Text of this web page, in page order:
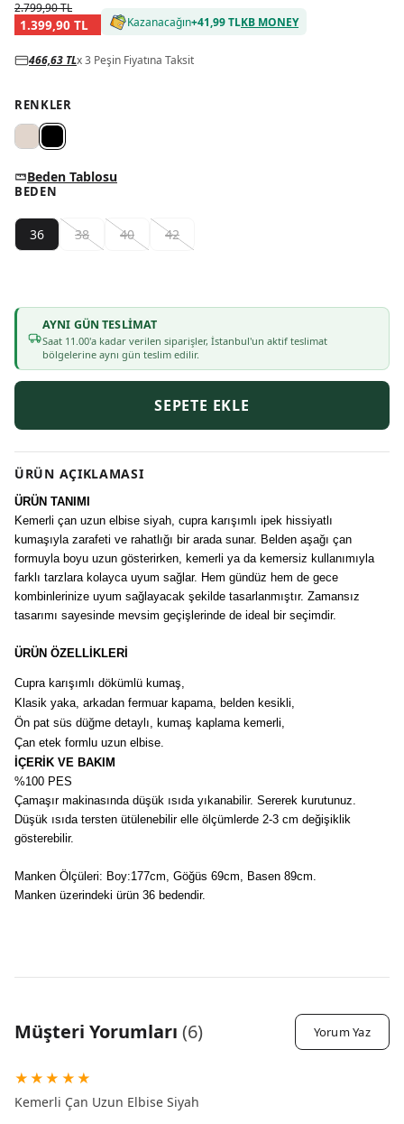
2.799,90 TL
1.399,90 TL Kazanacağın+41,99 TLKB MONEY
466,63 TLx 3 Peşin Fiyatına Taksit
RENKLER
Beden Tablosu
BEDEN
36 38 40 42
AYNI GÜN TESLIMAT
Saat 11 .00'a kadar verilen siparişler, İstanbul'un aktif teslimat
bölgelerine aynı gün teslim edilir.
SEPETE EKLE
ÜRÜN AÇIKLAMASI
ÜRÜN TANIMI
Kemerli çan uzun elbise siyah, cupra karışımlı ipek hissiyatlı
kumaşıyla zarafeti ve rahatlığı bir arada sunar. Belden aşağı çan
formuyla boyu uzun gösterirken, kemerli ya da kemersiz kullanımıyla
farklı tarzlara kolayca uyum sağlar. Hem gündüz hem de gece
kombinlerinize uyum sağlayacak şekilde tasarlanmıştır. Zamansız
tasarımı sayesinde mevsim geçişlerinde de ideal bir seçimdir.
ÜRÜN ÖZELLİKLERİ
Cupra karışımlı dökümlü kumaş,
Klasik yaka, arkadan fermuar kapama, belden kesikli,
Ön pat süs düğme detaylı, kumaş kaplama kemerli,
Çan etek formlu uzun elbise.
İÇERİK VE BAKIM
%100 PES
Çamaşır makinasında düşük ısıda yıkanabilir. Sererek kurutunuz.
Düşük ısıda tersten ütülenebilir elle ölçümlerde 2-3 cm değişiklik
gösterebilir.
Manken Ölçüleri: Boy:177cm, Göğüs 69cm, Basen 89cm.
Manken üzerindeki ürün 36 bedendir.
Müşteri Yorumları (6) Yorum Yaz
★ ★ ★ ★ ★
Kemerli Çan Uzun Elbise Siyah